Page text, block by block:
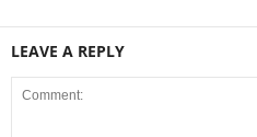
LEAVE A REPLY